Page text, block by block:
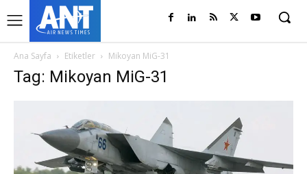
Ana Sayfa Etiketler Mikoyan MiG-31
Tag: Mikoyan MiG-31